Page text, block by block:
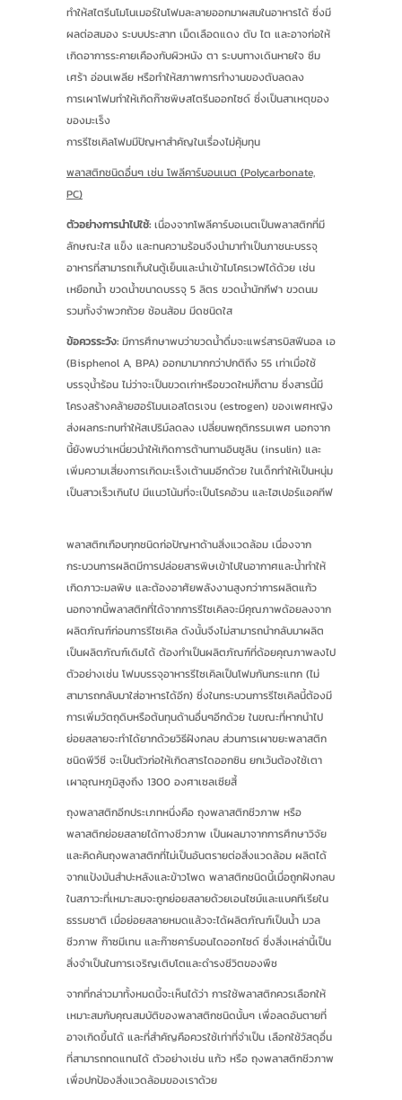
ทำให้สไตรีนโมโนเมอร์ในโฟมละลายออกมาผสมในอาหารได้ ซึ่งมี
ผลต่อสมอง ระบบประสาท เม็ดเลือดแดง ตับ ไต และอาจก่อให้
เกิดอาการระคายเคืองกับผิวหนัง ตา ระบบทางเดินหายใจ ซึม
เศร้า อ่อนเพลีย หรือทำให้สภาพการทำงานของตับลดลง
การเผาโฟมทำให้เกิดก๊าซพิษสไตรีนออกไซด์ ซึ่งเป็นสาเหตุของ
ของมะเร็ง
การรีไซเคิลโฟมมีปัญหาสำคัญในเรื่องไม่คุ้มทุน
พลาสติกชนิดอื่นๆ เช่น โพลีคาร์บอนเนต (Polycarbonate,
PC)
ตัวอย่างการนำไปใช้: เนื่องจากโพลีคาร์บอเนตเป็นพลาสติกที่มี
ลักษณะใส แข็ง และทนความร้อนจึงนำมาทำเป็นภาชนะบรรจุ
อาหารที่สามารถเก็บในตู้เย็นและนำเข้าไมโครเวฟได้ด้วย เช่น
เหยือกน้ำ ขวดน้ำขนาดบรรจุ 5 ลิตร ขวดน้ำนักกีฬา ขวดนม
รวมทั้งจำพวกถ้วย ช้อนส้อม มีดชนิดใส
ข้อควรระวัง: มีการศึกษาพบว่าขวดน้ำดื่มจะแพร่สารบิสฟีนอล เอ
(Bisphenol A, BPA) ออกมามากกว่าปกติถึง 55 เท่าเมื่อใช้
บรรจุน้ำร้อน ไม่ว่าจะเป็นขวดเก่าหรือขวดใหม่ก็ตาม ซึ่งสารนี้มี
โครงสร้างคล้ายฮอร์โมนเอสโตรเจน (estrogen) ของเพศหญิง
ส่งผลกระทบทำให้สเปริม์ลดลง เปลี่ยนพฤติกรรมเพศ นอกจาก
นี้ยังพบว่าเหนี่ยวนำให้เกิดการต้านทานอินซูลิน (insulin) และ
เพิ่มความเสี่ยงการเกิดมะเร็งเต้านมอีกด้วย ในเด็กทำให้เป็นหนุ่ม
เป็นสาวเร็วเกินไป มีแนวโน้มที่จะเป็นโรคอ้วน และไฮเปอร์แอคทีฟ
พลาสติกเกือบทุกชนิดก่อปัญหาด้านสิ่งแวดล้อม เนื่องจาก
กระบวนการผลิตมีการปล่อยสารพิษเข้าไปในอากาศและน้ำทำให้
เกิดภาวะมลพิษ และต้องอาศัยพลังงานสูงกว่าการผลิตแก้ว
นอกจากนี้พลาสติกที่ได้จากการรีไซเคิลจะมีคุณภาพด้อยลงจาก
ผลิตภัณฑ์ก่อนการรีไซเคิล ดังนั้นจึงไม่สามารถนำกลับมาผลิต
เป็นผลิตภัณฑ์เดิมได้ ต้องทำเป็นผลิตภัณฑ์ที่ด้อยคุณภาพลงไป
ตัวอย่างเช่น โฟมบรรจุอาหารรีไซเคิลเป็นโฟมกันกระแทก (ไม่
สามารถกลับมาใส่อาหารได้อีก) ซึ่งในกระบวนการรีไซเคิลนี้ต้องมี
การเพิ่มวัตถุดิบหรือต้นทุนด้านอื่นๆอีกด้วย ในขณะที่หากนำไป
ย่อยสลายจะทำได้ยากด้วยวิธีฝังกลบ ส่วนการเผาขยะพลาสติก
ชนิดพีวีซี จะเป็นตัวก่อให้เกิดสารไดออกซิน ยกเว้นต้องใช้เตา
เผาอุณหภูมิสูงถึง 1300 องศาเซลเซียสี้
ถุงพลาสติกอีกประเภทหนึ่งคือ ถุงพลาสติกชีวภาพ หรือ
พลาสติกย่อยสลายได้ทางชีวภาพ เป็นผลมาจากการศึกษาวิจัย
และคิดค้นถุงพลาสติกที่ไม่เป็นอันตรายต่อสิ่งแวดล้อม ผลิตได้
จากแป้งมันสำปะหลังและข้าวโพด พลาสติกชนิดนี้เมื่อถูกฝังกลบ
ในสภาวะที่เหมาะสมจะถูกย่อยสลายด้วยเอนไซม์และแบคทีเรียใน
ธรรมชาติ เมื่อย่อยสลายหมดแล้วจะได้ผลิตภัณฑ์เป็นน้ำ มวล
ชีวภาพ ก๊าซมีเทน และก๊าซคาร์บอนไดออกไซด์ ซึ่งสิ่งเหล่านี้เป็น
สิ่งจำเป็นในการเจริญเติบโตและดำรงชีวิตของพืช
จากที่กล่าวมาทั้งหมดนี้จะเห็นได้ว่า การใช้พลาสติกควรเลือกให้
เหมาะสมกับคุณสมบัติของพลาสติกชนิดนั้นๆ เพื่อลดอันตายที่
อาจเกิดขึ้นได้ และที่สำคัญคือควรใช้เท่าที่จำเป็น เลือกใช้วัสดุอื่น
ที่สามารถทดแทนได้ ตัวอย่างเช่น แก้ว หรือ ถุงพลาสติกชีวภาพ
เพื่อปกป้องสิ่งแวดล้อมของเราด้วย